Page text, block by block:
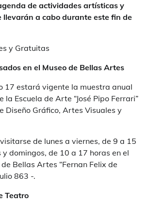
de actividades artísticas y
llevarán a cabo durante este fin de
y Gratuitas
en el Museo de Bellas Artes
17 estará vigente la muestra anual
la Escuela de Arte “José Pipo Ferrari”
Diseño Gráfico, Artes Visuales y
de lunes a viernes, de 9 a 15
domingos, de 10 a 17 horas en el
Bellas Artes “Fernan Felix de
863 -.
Teatro